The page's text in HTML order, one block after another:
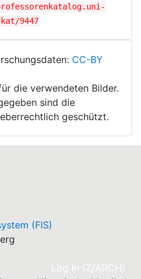
9447
CC-BY
die verwendeten Bilder.
sind die
geschützt.
(FIS)
Log In (Z/ARCH)